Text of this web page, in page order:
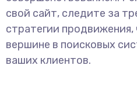
свой сайт, следите за
стратегии продвижения,
вершине в поисковых
ваших клиентов.